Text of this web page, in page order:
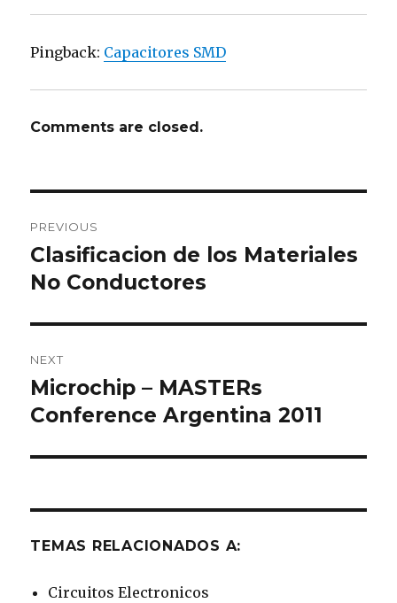
Pingback: Capacitores SMD
Comments are closed.
navigation
PREVIOUS
Previous
post:
Clasificacion de los Materiales
No Conductores
NEXT
Next
post:
Microchip – MASTERs
Conference Argentina 2011
TEMAS RELACIONADOS A:
Circuitos Electronicos